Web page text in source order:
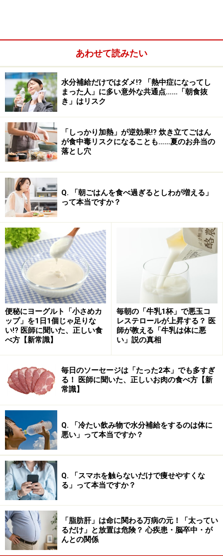
まずは、旬の新たまねぎと鶏団子のスープからスター
ト。さっぱりとしていながら、鶏団子から出る旨味や、
たまねぎの甘味もしっかり溶け込んで、コクがありま
す。
後でお聞きすると、レモン汁と魚醤をほんの少し隠し味
に使っているそうです。使い過ぎると、レモンの酸味や
魚醤のクセが出てしまいますが、絶妙なバランスで、食
欲がかき立てられました。
人気のお粥ランチ。ヘルシーで、ボリューム感もあります。
季節の果物もついて、満足度の高い内容です。
お粥はたっぷりの量で、全部いただけるだろうかと思い
ましたが、適度な塩加減で、最後まで飽きずにお米のお
いしさが楽しめました。体に、お米の栄養が染み込んで
くるようなやさしい味わいでした。お粥は、お代わり自
由なので、男性でも満足されることでしょう。
飲茶3品は、ちょっと珍しい湯葉入りの包子、プリプリ
の皮がおいしい海老餃子と焼売と、本格的な点心で満足
感があります。
野菜のせいろ蒸しは、飽きのこない看板メ
あわせて読みたい
水分補給だけではダメ!? 「熱中症になってし
まった人」に多い意外な共通点……「朝食抜
き」はリスク
「しっかり加熱」が逆効果!? 炊き立てごはん
が食中毒リスクになることも……夏のお弁当の
落とし穴
Q. 「朝ごはんを食べ過ぎるとしわが増える」
って本当ですか？
便秘にヨーグルト「小さめカ
ップ」を1日1個じゃ足りな
い!? 医師に聞いた、正しい食
べ方【新常識】
毎朝の「牛乳1杯」で悪玉コ
レステロールが上昇する？ 医
師が教える「牛乳は体に悪
い」説の真相
毎日のソーセージは「たった2本」でも多すぎ
る！ 医師に聞いた、正しいお肉の食べ方【新
常識】
Q. 「冷たい飲み物で水分補給をするのは体に
悪い」って本当ですか？
Q. 「スマホを触らないだけで痩せやすくな
る」って本当ですか？
「脂肪肝」は命に関わる万病の元！「太ってい
るだけ」と放置は危険？ 心疾患・脳卒中・が
んとの関係